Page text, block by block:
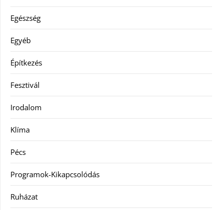
Egészség
Egyéb
Építkezés
Fesztivál
Irodalom
Klíma
Pécs
Programok-Kikapcsolódás
Ruházat